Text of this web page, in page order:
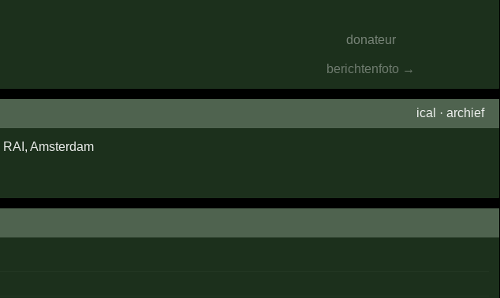
donateur
berichtenfoto →
ical · archief
RAI , Amsterdam